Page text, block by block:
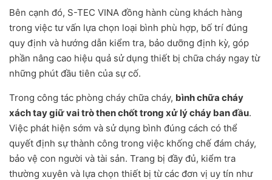
Bên cạnh đó, S-TEC VINA đồng hành cùng khách hàng
trong việc tư vấn lựa chọn loại bình phù hợp, bố trí đúng
quy định và hướng dẫn kiểm tra, bảo dưỡng định kỳ, góp
phần nâng cao hiệu quả sử dụng thiết bị chữa cháy ngay từ
những phút đầu tiên của sự cố.
Trong công tác phòng cháy chữa cháy, bình chữa cháy
xách tay giữ vai trò then chốt trong xử lý cháy ban đầu.
Việc phát hiện sớm và sử dụng bình đúng cách có thể
quyết định sự thành công trong việc khống chế đám cháy,
bảo vệ con người và tài sản. Trang bị đầy đủ, kiểm tra
thường xuyên và lựa chọn thiết bị từ các đơn vị uy tín như